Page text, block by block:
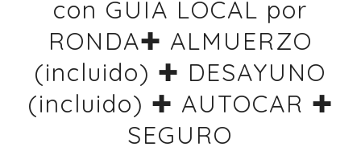
con GUÍA LOCAL por
RONDA✚ ALMUERZO
(incluido) ✚ DESAYUNO
(incluido) ✚ AUTOCAR ✚
SEGURO